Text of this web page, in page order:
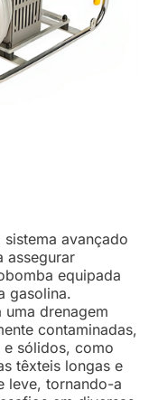
avançado
assegurar
equipada
gasolina.
uma drenagem
contaminadas,
sólidos, como
têxteis longas e
leve, tornando-a